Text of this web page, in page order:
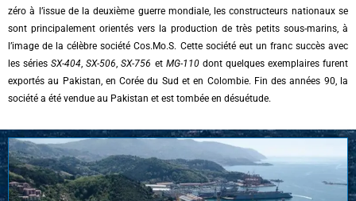
zéro à l’issue de la deuxième guerre mondiale, les constructeurs nationaux se
sont principalement orientés vers la production de très petits sous-marins, à
l’image de la célèbre société Cos.Mo.S. Cette société eut un franc succès avec
les sériesSX-404 ,SX-506 ,SX-756 et MG-110dont quelques exemplaires furent
exportés au Pakistan, en Corée du Sud et en Colombie. Fin des années 90, la
société a été vendue au Pakistan et est tombée en désuétude.